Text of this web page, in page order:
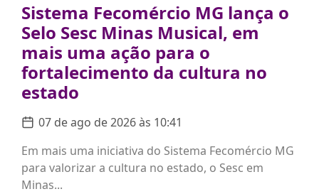
Sistema Fecomércio MG lança o
Selo Sesc Minas Musical, em
mais uma ação para o
fortalecimento da cultura no
estado
07 de ago de 2026 às 10:41
Em mais uma iniciativa do Sistema Fecomércio MG
para valorizar a cultura no estado, o Sesc em
Minas...